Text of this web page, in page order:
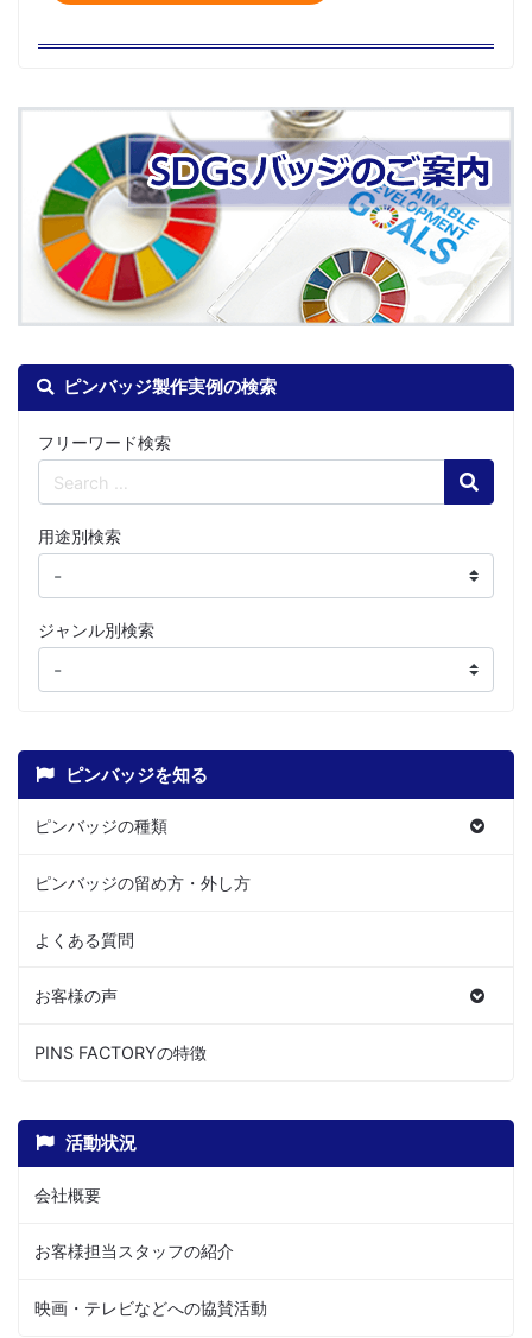
ピンバッジ製作実例の検索
フリーワード検索
Search
用途別検索
ジャンル別検索
ピンバッジを知る
ピンバッジの種類
ピンバッジの留め方・外し方
よくある質問
お客様の声
PINS FACTORYの特徴
活動状況
会社概要
お客様担当スタッフの紹介
映画・テレビなどへの協賛活動